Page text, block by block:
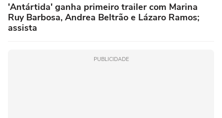
'Antártida' ganha primeiro trailer com Marina
Ruy Barbosa, Andrea Beltrão e Lázaro Ramos;
assista
PUBLICIDADE